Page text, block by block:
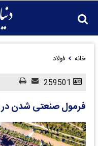
خانه فولاد
فرمول صنعتی شدن در‌